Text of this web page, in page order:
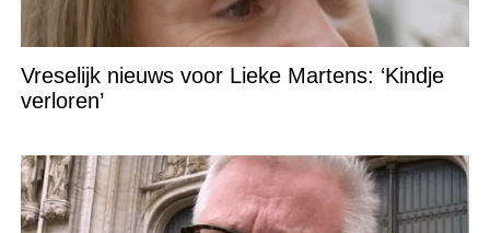
Vreselijk nieuws voor Lieke Martens: ‘Kindje
verloren’